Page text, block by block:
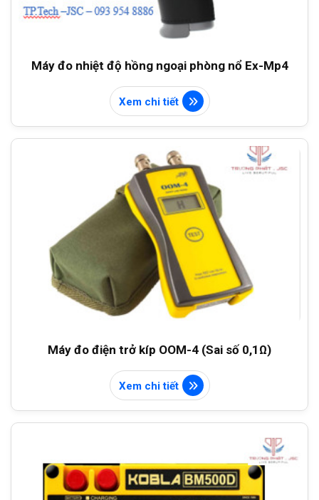
Máy đo nhiệt độ hồng ngoại phòng nổ Ex-Mp4
Xem chi tiết
Máy đo điện trở kíp OOM-4 (Sai số 0,1Ω)
Xem chi tiết